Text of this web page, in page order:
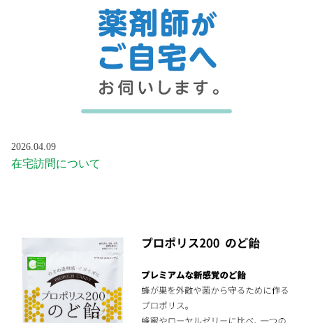
2026.04.09
在宅訪問について